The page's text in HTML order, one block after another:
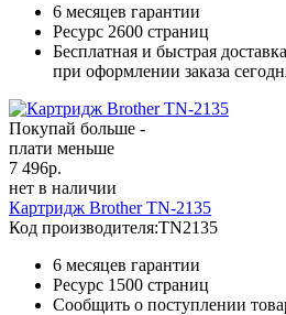
6 месяцев гарантии
Ресурс 2600 страниц
Бесплатная и быстрая
при оформлении заказа
Покупай больше -
плати меньше
7 496р.
нет в наличии
Картридж Brother TN-2135
Код производителя:TN2135
6 месяцев гарантии
Ресурс 1500 страниц
Сообщить о поступлении